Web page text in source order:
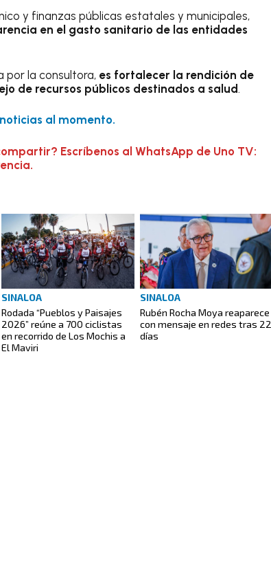
y finanzas públicas estatales y municipales,
en el gasto sanitario de las entidades
por la consultora, es fortalecer la rendición de
de recursos públicos destinados a salud.
al momento.
Escríbenos al WhatsApp de Uno TV:
SINALOA
Rodada “Pueblos y Paisajes
2026” reúne a 700 ciclistas
en recorrido de Los Mochis a
El Maviri
SINALOA
Rubén Rocha Moya reaparece
con mensaje en redes tras 22
días